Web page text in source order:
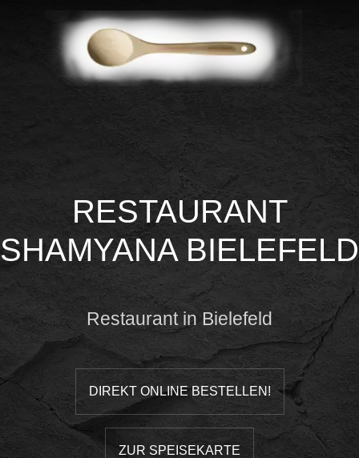
RESTAURANT
SHAMYANA BIELEFELD
Restaurant in Bielefeld
DIREKT ONLINE BESTELLEN!
ZUR SPEISEKARTE